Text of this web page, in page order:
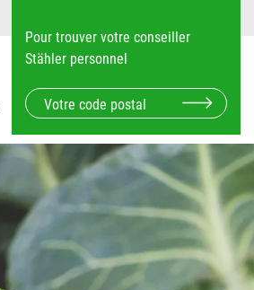
Pour trouver votre conseiller
Stähler personnel